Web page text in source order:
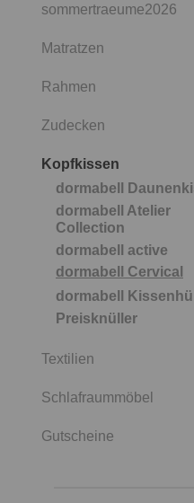
sommertraeume2026
Matratzen
Rahmen
Zudecken
Kopfkissen
dormabell
dormabell Atelier
Collection
dormabell active
dormabell Cervical
dormabell
Preisknüller
Textilien
Schlafraummöbel
Gutscheine